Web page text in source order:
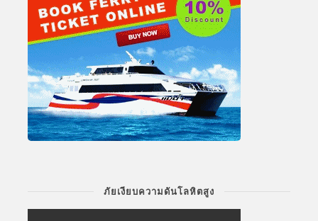
ภัยเงียบความดันโลหิตสูง